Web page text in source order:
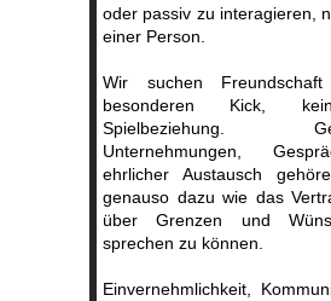
oder passiv zu interagieren,
einer Person.
Wir suchen
besonderen Kick,
Spielbeziehung.
Unternehmungen,
ehrlicher Austausch
genauso dazu wie das
über Grenzen und
sprechen zu können.
Einvernehmlichkeit,